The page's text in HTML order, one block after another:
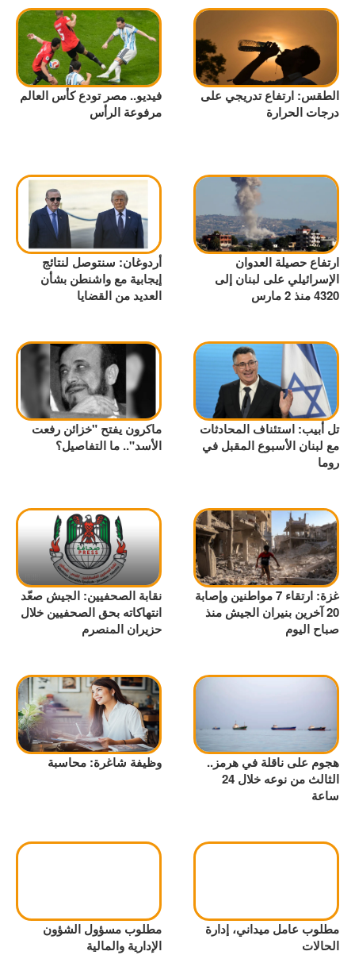
الطقس: ارتفاع تدريجي على
درجات الحرارة
فيديو.. مصر تودع كأس العالم
مرفوعة الرأس
ارتفاع حصيلة العدوان
الإسرائيلي على لبنان إلى
4320 منذ 2 مارس
أردوغان: سنتوصل لنتائج
إيجابية مع واشنطن بشأن
العديد من القضايا
تل أبيب: استئناف المحادثات
مع لبنان الأسبوع المقبل في
روما
ماكرون يفتح "خزائن رفعت
الأسد".. ما التفاصيل؟
غزة: ارتقاء 7 مواطنين وإصابة
20 آخرين بنيران الجيش منذ
صباح اليوم
نقابة الصحفيين: الجيش صعّد
انتهاكاته بحق الصحفيين خلال
حزيران المنصرم
هجوم على ناقلة في هرمز..
الثالث من نوعه خلال 24
ساعة
وظيفة شاغرة: محاسبة
مطلوب عامل ميداني، إدارة
الحالات
مطلوب مسؤول الشؤون
الإدارية والمالية